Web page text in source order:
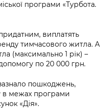
програми «Турбота.
виплатять
тимчасового житла. А
(максимально 1 рік) –
по 20 000 грн.
пошкоджень,
в межах програми
«Дія».